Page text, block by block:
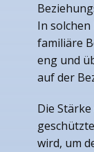
In
familiäre
eng und
auf der
Die
wird, um